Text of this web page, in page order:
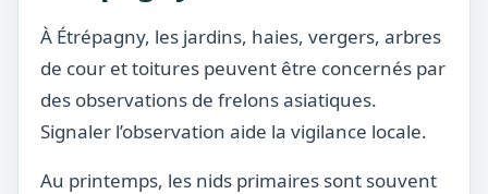
À Étrépagny, les jardins, haies, vergers, arbres
de cour et toitures peuvent être concernés par
des observations de frelons asiatiques.
Signaler l’observation aide la vigilance locale.
Au printemps, les nids primaires sont souvent